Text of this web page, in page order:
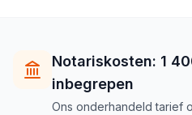
Notariskosten: 1
inbegrepen
Ons onderhandeld tarief